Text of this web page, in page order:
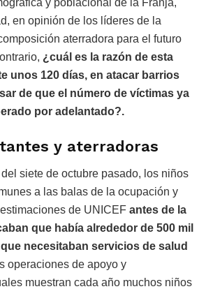
y poblacional de la Franja,
en opinión de los líderes de la
aterradora para el futuro
¿cuál es la razón de esta
unos 120 días, en atacar barrios
de que el número de víctimas ya
por adelantado?.
y aterradoras
siete de octubre pasado, los niños
a las balas de la ocupación y
de UNICEF antes de la
que había alrededor de 500 mil
necesitaban servicios de salud
operaciones de apoyo y
muestran cada año muchos niños